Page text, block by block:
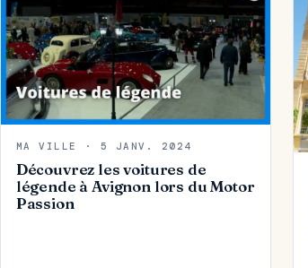
MA VILLE · 5 JANV. 2024
Découvrez les voitures de
légende à Avignon lors du Motor
Passion